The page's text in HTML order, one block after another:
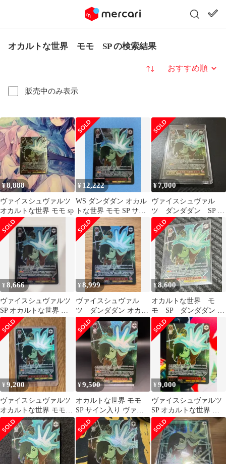
オカルトな世界 モモ SP の検索結果
販売中のみ表示
並び替え
¥8,888
ヴァイスシュヴァルツ
オカルトな世界 モモ sp
¥ 12,222
WS ダンダダン オカル
トな世界 モモ SP サイ
ン
¥7,000
ヴァイスシュヴァル
ツ ダンダダン SP オ
カルトな世界 モモ
¥8,666
ヴァイスシュヴァルツ
SP オカルトな世界 モ
モ サインカード
¥8,999
ヴァイスシュヴァル
ツ ダンダダン オカル
トな世界 モモ SP サ
イン
¥8,600
オカルトな世界 モ
モ SP ダンダダン ヴ
ァイスシュヴァルツ
¥9,200
ヴァイスシュヴァルツ
オカルトな世界 モモ
SP
¥9,500
オカルトな世界 モモ
SP サイン入り ヴァイ
スシュヴァルツ ダンダ
ダン
¥9,000
ヴァイスシュヴァルツ
SP オカルトな世界 モ
モ サインカード